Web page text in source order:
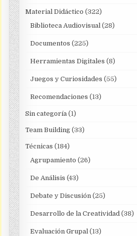
Material Didáctico (322)
Biblioteca Audiovisual(28)
Documentos (225)
Herramientas Digitales (8)
Juegos y Curiosidades (55)
Recomendaciones (13)
Sin categoría(1)
Team Building(33)
Técnicas (184)
Agrupamiento (26)
De Análisis (43)
Debate y Discusión(25)
Desarrollo de la Creatividad(38)
Evaluación Grupal(13)